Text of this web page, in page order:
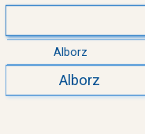
Alborz
Alborz